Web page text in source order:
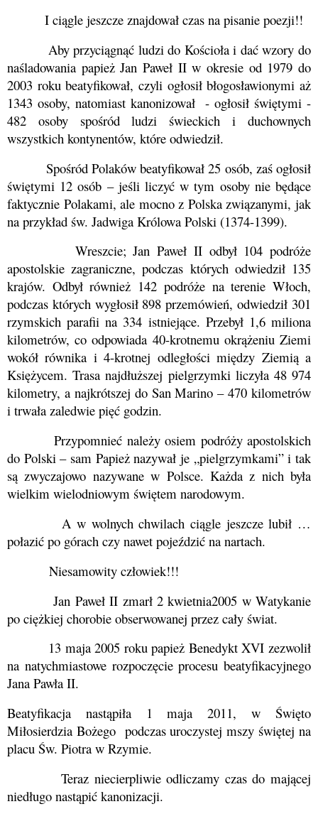
I ciągle jeszcze znajdował czas na pisanie poezji!!
Aby przyciągnąć ludzi do Kościoła i dać wzory do
naśladowania papieżJan Paweł II w okresie od 1979 do
2003 rokubeatyfikował, czyli ogłosił błogosławionymi aż
1343 osoby, natomiast kanonizował- ogłosił świętymi -
482 osoby spośród ludzi świeckich i duchownych
wszystkich kontynentów, które odwiedził.
Spośród Polaków beatyfikował 25 osób, zaś ogłosił
świętymi 12 osób – jeśli liczyć w tym osoby nie będące
faktycznie Polakami, ale mocno z Polska związanymi, jak
na przykład św. Jadwiga Królowa Polski (1374-1399).
Wreszcie; Jan Paweł II odbył 104 podróże
apostolskie zagraniczne, podczas których odwiedził 135
krajów. Odbył również 142 podróże na terenie Włoch,
podczas których wygłosił 898 przemówień, odwiedził 301
rzymskich parafii na 334 istniejące. Przebył 1,6 miliona
kilometrów, co odpowiada 40-krotnemu okrążeniu Ziemi
wokół równika i 4-krotnej odległości między Ziemią a
Księżycem. Trasa najdłuższej pielgrzymki liczyła 48 974
kilometry, a najkrótszej do San Marino – 470 kilometrów
i trwała zaledwie pięć godzin.
Przypomnieć należy osiem podróży apostolskich
do Polski – sam Papież nazywał je „pielgrzymkami” i tak
są zwyczajowo nazywane w Polsce. Każda z nich była
wielkim wielodniowym świętem narodowym.
A w wolnych chwilach ciągle jeszcze lubił …
połazić po górach czy nawet pojeździć na nartach.
Niesamowity człowiek!!!
Jan Paweł II zmarł 2 kwietnia2005 w Watykanie
po ciężkiej chorobie obserwowanej przez cały świat.
13 maja 2005 roku papież Benedykt XVI zezwolił
na natychmiastowe rozpoczęcie procesu beatyfikacyjnego
Jana Pawła II.
Beatyfikacja nastąpiła 1 maja 2011, w Święto
Miłosierdzia Bożegopodczas uroczystej mszy świętej na
placu Św. Piotra w Rzymie.
Teraz niecierpliwie odliczamy czas do mającej
niedługo nastąpić kanonizacji.